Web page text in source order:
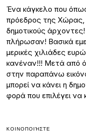
Ένα κάγκελο που
πρόεδρος της Χώρας,
δημοτικούς
πλήρωσαν! Βασικά
μερικές χιλιάδες
κανέναν!!! Μετά από
στην παραπάνω
μπορεί να κάνει η
φορά που επιλέγει να
ΚΟΙΝΟΠΟΙΉΣΤΕ